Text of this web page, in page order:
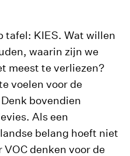
tafel: KIES. Wat willen
waarin zijn we
meest te verliezen?
voelen voor de
bovendien
Als een
belang hoeft niet
denken voor de